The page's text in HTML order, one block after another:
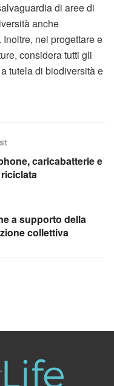
di aree di
anche
nel progettare e
considera tutti gli
tutela di biodiversità e
caricabatterie e
a supporto della
collettiva